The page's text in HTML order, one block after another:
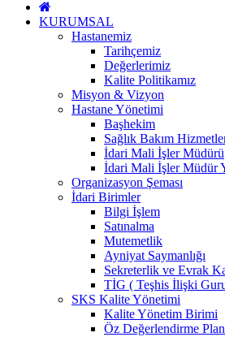
KURUMSAL
Hastanemiz
Tarihçemiz
Değerlerimiz
Kalite Politikamız
Misyon & Vizyon
Hastane Yönetimi
Başhekim
Sağlık Bakım
İdari Mali İşler Müdürü
İdari Mali İşler Müdür
Organizasyon Şeması
İdari Birimler
Bilgi İşlem
Satınalma
Mutemetlik
Ayniyat Saymanlığı
Sekreterlik ve Evrak
TİG ( Teşhis İlişki
SKS Kalite Yönetimi
Kalite Yönetim Birimi
Öz Değerlendirme